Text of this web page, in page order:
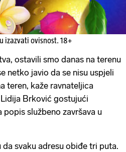
izazvati ovisnost. 18+
ostavili smo danas na terenu
netko javio da se nisu uspjeli
teren, kaže ravnateljica
Brković gostujući
popis službeno završava u
svaku adresu obiđe tri puta.